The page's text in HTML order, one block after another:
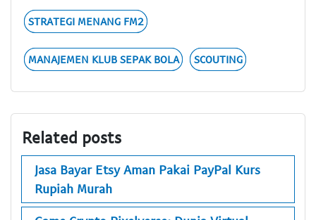
STRATEGI MENANG FM2
MANAJEMEN KLUB SEPAK BOLA SCOUTING
Related posts
Jasa Bayar Etsy Aman Pakai PayPal Kurs
Rupiah Murah